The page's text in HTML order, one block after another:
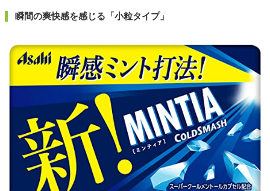
瞬間の爽快感を感じる「小粒タイプ」